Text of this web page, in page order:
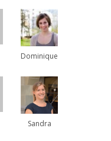
Dominique
Sandra